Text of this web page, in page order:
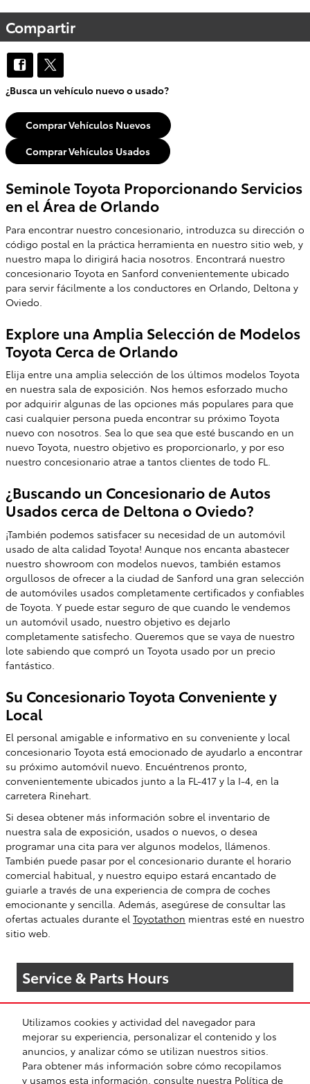
Utilizamos cookies y actividad del navegador para
mejorar su experiencia, personalizar el contenido y los
anuncios, y analizar cómo se utilizan nuestros sitios.
Para obtener más información sobre cómo recopilamos
y usamos esta información, consulte nuestra Política de
Compartir
¿Busca un vehículo nuevo o usado?
Comprar Vehículos Nuevos
Comprar Vehículos Usados
Seminole Toyota Proporcionando Servicios
en el Área de Orlando
Para encontrar nuestro concesionario, introduzca su dirección o
código postal en la práctica herramienta en nuestro sitio web, y
nuestro mapa lo dirigirá hacia nosotros. Encontrará nuestro
concesionario Toyota en Sanford convenientemente ubicado
para servir fácilmente a los conductores en Orlando, Deltona y
Oviedo.
Explore una Amplia Selección de Modelos
Toyota Cerca de Orlando
Elija entre una amplia selección de los últimos modelos Toyota
en nuestra sala de exposición. Nos hemos esforzado mucho
por adquirir algunas de las opciones más populares para que
casi cualquier persona pueda encontrar su próximo Toyota
nuevo con nosotros. Sea lo que sea que esté buscando en un
nuevo Toyota, nuestro objetivo es proporcionarlo, y por eso
nuestro concesionario atrae a tantos clientes de todo FL.
¿Buscando un Concesionario de Autos
Usados cerca de Deltona o Oviedo?
¡También podemos satisfacer su necesidad de un automóvil
usado de alta calidad Toyota! Aunque nos encanta abastecer
nuestro showroom con modelos nuevos, también estamos
orgullosos de ofrecer a la ciudad de Sanford una gran selección
de automóviles usados completamente certificados y confiables
de Toyota. Y puede estar seguro de que cuando le vendemos
un automóvil usado, nuestro objetivo es dejarlo
completamente satisfecho. Queremos que se vaya de nuestro
lote sabiendo que compró un Toyota usado por un precio
fantástico.
Su Concesionario Toyota Conveniente y
Local
El personal amigable e informativo en su conveniente y local
concesionario Toyota está emocionado de ayudarlo a encontrar
su próximo automóvil nuevo. Encuéntrenos pronto,
convenientemente ubicados junto a la FL-417 y la I-4, en la
carretera Rinehart.
Si desea obtener más información sobre el inventario de
nuestra sala de exposición, usados o nuevos, o desea
programar una cita para ver algunos modelos, llámenos.
También puede pasar por el concesionario durante el horario
comercial habitual, y nuestro equipo estará encantado de
guiarle a través de una experiencia de compra de coches
emocionante y sencilla. Además, asegúrese de consultar las
ofertas actuales durante el Toyotathon mientras esté en nuestro
sitio web.
Service & Parts Hours
Ver Horario de Todos los Departamentos
BHA Accesibilidad Contacto Enlaces Privacidad Mapa del sitio